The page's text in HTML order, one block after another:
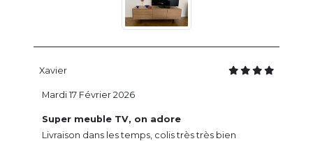
Xavier
Super meuble TV, on adore
Livraison dans les temps, colis très très bien
Mardi 17 Février 2026